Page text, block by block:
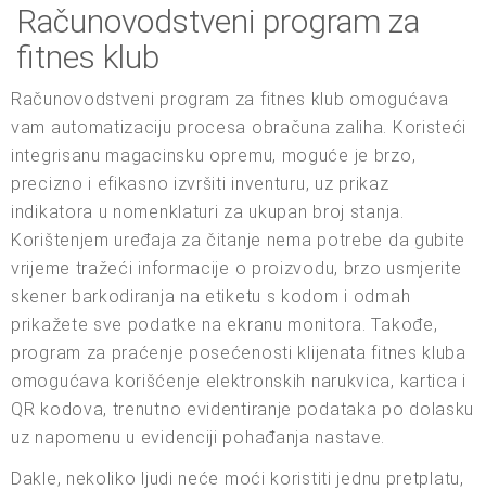
Računovodstveni program za
fitnes klub
Računovodstveni program za fitnes klub omogućava
vam automatizaciju procesa obračuna zaliha. Koristeći
integrisanu magacinsku opremu, moguće je brzo,
precizno i efikasno izvršiti inventuru, uz prikaz
indikatora u nomenklaturi za ukupan broj stanja.
Korištenjem uređaja za čitanje nema potrebe da gubite
vrijeme tražeći informacije o proizvodu, brzo usmjerite
skener barkodiranja na etiketu s kodom i odmah
prikažete sve podatke na ekranu monitora. Takođe,
program za praćenje posećenosti klijenata fitnes kluba
omogućava korišćenje elektronskih narukvica, kartica i
QR kodova, trenutno evidentiranje podataka po dolasku
uz napomenu u evidenciji pohađanja nastave.
Dakle, nekoliko ljudi neće moći koristiti jednu pretplatu,